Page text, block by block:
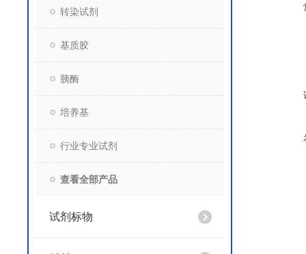
转染试剂
基质胶
胰酶
培养基
行业专业试剂
查看全部产品
试剂标物